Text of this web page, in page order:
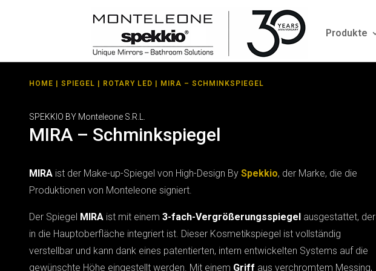
Produkte
HOME SPIEGEL ROTARY LED | MIRA – SCHMINKSPIEGEL
SPEKKIO BY Monteleone S.R.L.
MIRA – Schminkspiegel
MIRA ist der Make-up-Spiegel von High-Design By Spekkio, der Marke, die die
Produktionen von Monteleone signiert.
Der Spiegel MIRA ist mit einem 3-fach-Vergrößerungsspiegel ausgestattet, der
in die Hauptoberfläche integriert ist. Dieser Kosmetikspiegel ist vollständig
verstellbar und kann dank eines patentierten, intern entwickelten Systems auf die
gewünschte Höhe eingestellt werden. Mit einem Griff aus verchromtem Messing,